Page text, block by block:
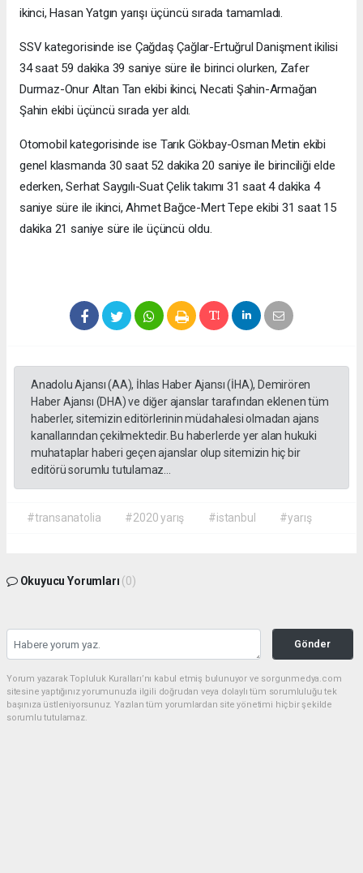
ikinci, Hasan Yatgın yarışı üçüncü sırada tamamladı.
SSV kategorisinde ise Çağdaş Çağlar-Ertuğrul Danişment ikilisi
34 saat 59 dakika 39 saniye süre ile birinci olurken, Zafer
Durmaz-Onur Altan Tan ekibi ikinci, Necati Şahin-Armağan
Şahin ekibi üçüncü sırada yer aldı.
Otomobil kategorisinde ise Tarık Gökbay-Osman Metin ekibi
genel klasmanda 30 saat 52 dakika 20 saniye ile birinciliği elde
ederken, Serhat Saygılı-Suat Çelik takımı 31 saat 4 dakika 4
saniye süre ile ikinci, Ahmet Bağce-Mert Tepe ekibi 31 saat 15
dakika 21 saniye süre ile üçüncü oldu.
Anadolu Ajansı (AA), İhlas Haber Ajansı (İHA), Demirören
Haber Ajansı (DHA) ve diğer ajanslar tarafından eklenen tüm
haberler, sitemizin editörlerinin müdahalesi olmadan ajans
kanallarından çekilmektedir. Bu haberlerde yer alan hukuki
muhataplar haberi geçen ajanslar olup sitemizin hiç bir
editörü sorumlu tutulamaz...
#transanatolia #2020 yarış #istanbul #yarış
Okuyucu Yorumları (0)
Gönder
Yorum yazarak Topluluk Kuralları’nı kabul etmiş bulunuyor ve sorgunmedya.com
sitesine yaptığınız yorumunuzla ilgili doğrudan veya dolaylı tüm sorumluluğu tek
başınıza üstleniyorsunuz. Yazılan tüm yorumlardan site yönetimi hiçbir şekilde
sorumlu tutulamaz.